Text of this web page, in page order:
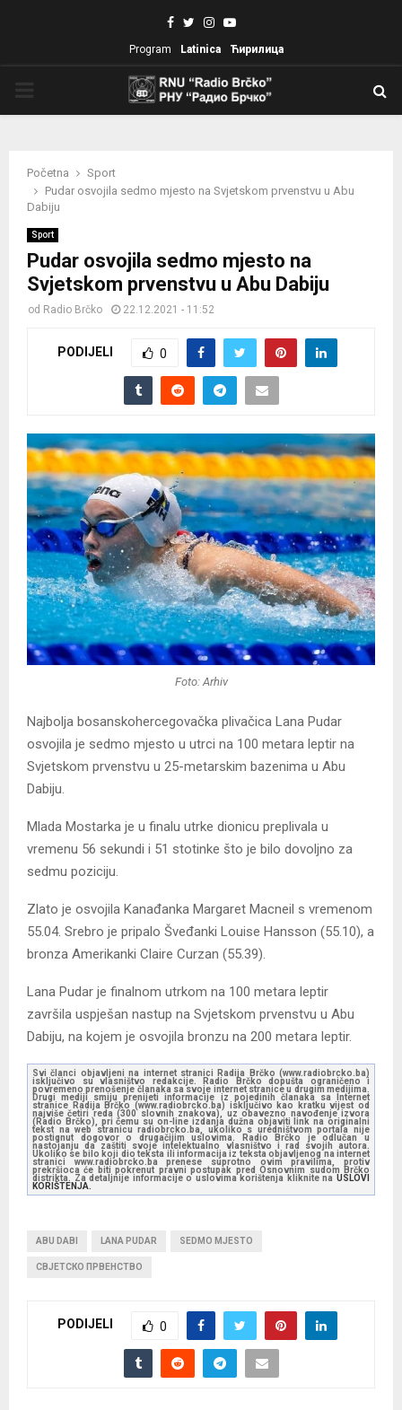
Facebook
TwitterInstagram
Youtube
Program Latinica Ћирилица
Početna
Sport
Pudar osvojila sedmo mjesto na Svjetskom prvenstvu u Abu
Dabiju
Sport
Pudar osvojila sedmo mjesto na
Svjetskom prvenstvu u Abu Dabiju
od Radio Brčko 22.12.2021 - 11:52
PODIJELI 0
Foto: Arhiv
Najbolja bosanskohercegovačka plivačica Lana Pudar
osvojila je sedmo mjesto u utrci na 100 metara leptir na
Svjetskom prvenstvu u 25-metarskim bazenima u Abu
Dabiju.
Mlada Mostarka je u finalu utrke dionicu preplivala u
vremenu 56 sekundi i 51 stotinke što je bilo dovoljno za
sedmu poziciju.
Zlato je osvojila Kanađanka Margaret Macneil s vremenom
55.04. Srebro je pripalo Šveđanki Louise Hansson (55.10), a
bronza Amerikanki Claire Curzan (55.39).
Lana Pudar je finalnom utrkom na 100 metara leptir
završila uspješan nastup na Svjetskom prvenstvu u Abu
Dabiju, na kojem je osvojila bronzu na 200 metara leptir.
Svi članci objavljeni na internet stranici Radija Brčko (www.radiobrcko.ba)
isključivo su vlasništvo redakcije. Radio Brčko dopušta ograničeno i
povremeno prenošenje članaka sa svoje internet stranice u drugim medijima.
Drugi mediji smiju prenijeti informacije iz pojedinih članaka sa Internet
stranice Radija Brčko (www.radiobrcko.ba) isključivo kao kratku vijest od
najviše četiri reda (300 slovnih znakova), uz obavezno navođenje izvora
(Radio Brčko), pri čemu su on-line izdanja dužna objaviti link na originalni
tekst na web stranicu radiobrcko.ba, ukoliko s uredništvom portala nije
postignut dogovor o drugačijim uslovima. Radio Brčko je odlučan u
nastojanju da zaštiti svoje intelektualno vlasništvo i rad svojih autora.
Ukoliko se bilo koji dio teksta ili informacija iz teksta objavljenog na internet
stranici www.radiobrcko.ba prenese suprotno ovim pravilima, protiv
prekršioca će biti pokrenut pravni postupak pred Osnovnim sudom Brčko
distrikta. Za detaljnije informacije o uslovima korištenja kliknite na USLOVI
KORIŠTENJA.
ABU DABI LANA PUDAR SEDMO MJESTO
СВЈЕТСКО ПРВЕНСТВО
PODIJELI 0